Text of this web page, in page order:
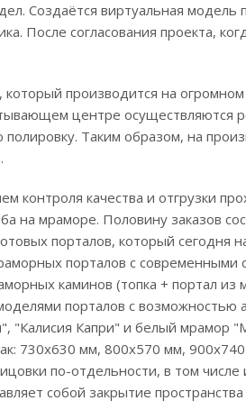
Создаётся виртуальная модель
После согласования проекта,
производится на огромном
центре осуществляются
Таким образом, на
контроля качества и отгрузки
на мраморе. Половину заказов
порталов, который сегодня
порталов с
каминов (топка + портал
порталов с возможностью
"Калисия Капри" и белый мрамор
730х630 мм, 800х570 мм,
по-отдельности, в том
собой закрытие